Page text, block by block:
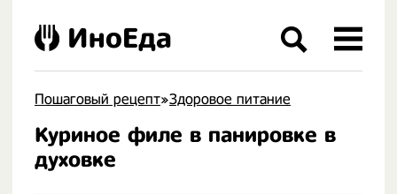
Пошаговый рецепт»Здоровое питание
Куриное филе в панировке в
духовке
ИноЕда